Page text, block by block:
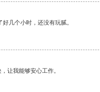
几个小时，还没有玩腻。
让我能够安心工作。